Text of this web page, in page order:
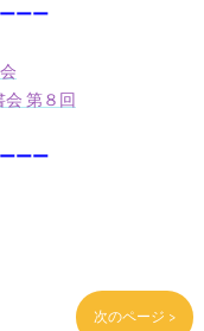
ーー
第８回
ーー
次のページ >